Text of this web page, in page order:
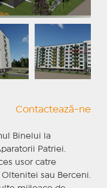
Contactează-ne
Binelui la
Patriei.
usor catre
sau Berceni.